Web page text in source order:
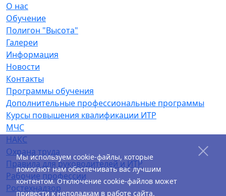
О нас
Обучение
Полигон "Высота"
Галереи
Информация
Новости
Контакты
Программы обучения
Дополнительные профессиональные программы
Курсы повышения квалификации ИТР
МЧС
НАКС
Охрана труда
Правила для руководителей и ИТР
Рабочие профессии
Ростехнадзор
Мы используем cookie-файлы, которые
помогают нам обеспечивать вас лучшим
контентом. Отключение cookie-файлов может
привести к неполадкам в работе сайта.